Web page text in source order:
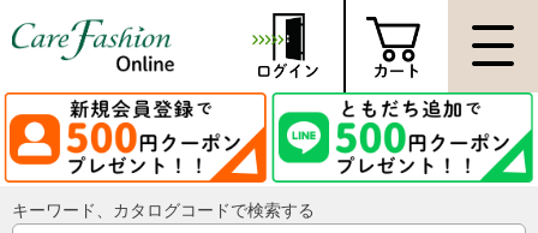
キーワード、カタログコードで検索する